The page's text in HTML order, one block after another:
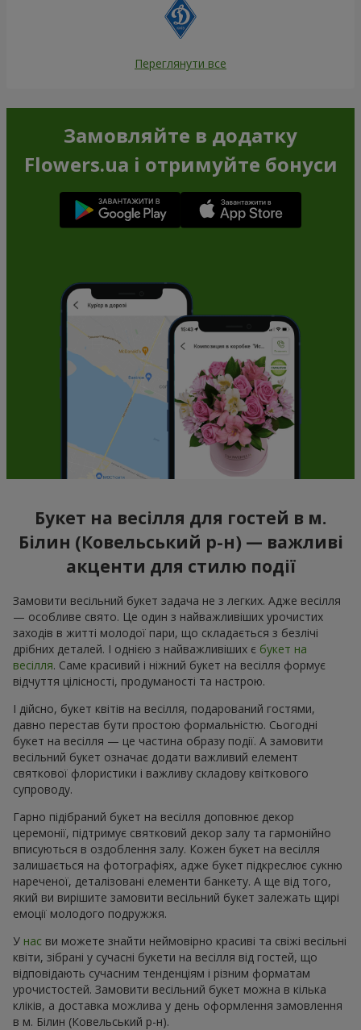
Переглянути все
Замовляйте в додатку
Flowers.ua і отримуйте бонуси
Букет на весілля для гостей в м.
Білин (Ковельський р-н) — важливі
акценти для стилю події
Замовити весільний букет задача не з легких. Адже весілля
— особливе свято. Це один з найважливіших урочистих
заходів в житті молодої пари, що складається з безлічі
дрібних деталей. І однією з найважливіших є букет на
весілля. Саме красивий і ніжний букет на весілля формує
відчуття цілісності, продуманості та настрою.
І дійсно, букет квітів на весілля, подарований гостями,
давно перестав бути простою формальністю. Сьогодні
букет на весілля — це частина образу події. А замовити
весільний букет означає додати важливий елемент
святкової флористики і важливу складову квіткового
супроводу.
Гарно підібраний букет на весілля доповнює декор
церемонії, підтримує святковий декор залу та гармонійно
вписуються в оздоблення залу. Кожен букет на весілля
залишається на фотографіях, адже букет підкреслює сукню
нареченої, деталізовані елементи банкету. А ще від того,
який ви вирішите замовити весільний букет залежать щирі
емоції молодого подружжя.
У нас ви можете знайти неймовірно красиві та свіжі весільні
квіти, зібрані у сучасні букети на весілля від гостей, що
відповідають сучасним тенденціям і різним форматам
урочистостей. Замовити весільний букет можна в кілька
кліків, а доставка можлива у день оформлення замовлення
в м. Білин (Ковельський р-н).